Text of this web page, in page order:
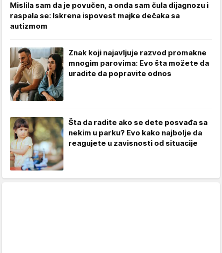
Mislila sam da je povučen, a onda sam čula dijagnozu i
raspala se: Iskrena ispovest majke dečaka sa
autizmom
Znak koji najavljuje razvod promakne
mnogim parovima: Evo šta možete da
uradite da popravite odnos
Šta da radite ako se dete posvađa sa
nekim u parku? Evo kako najbolje da
reagujete u zavisnosti od situacije